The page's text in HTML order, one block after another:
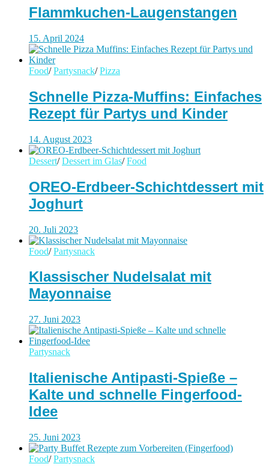
Flammkuchen-Laugenstangen
15. April 2024
Food/ Partysnack/ Pizza
Schnelle Pizza-Muffins: Einfaches
Rezept für Partys und Kinder
14. August 2023
Dessert/ Dessert im Glas/ Food
OREO-Erdbeer-Schichtdessert mit
Joghurt
20. Juli 2023
Food/ Partysnack
Klassischer Nudelsalat mit
Mayonnaise
27. Juni 2023
Partysnack
Italienische Antipasti-Spieße –
Kalte und schnelle Fingerfood-
Idee
25. Juni 2023
Food/ Partysnack